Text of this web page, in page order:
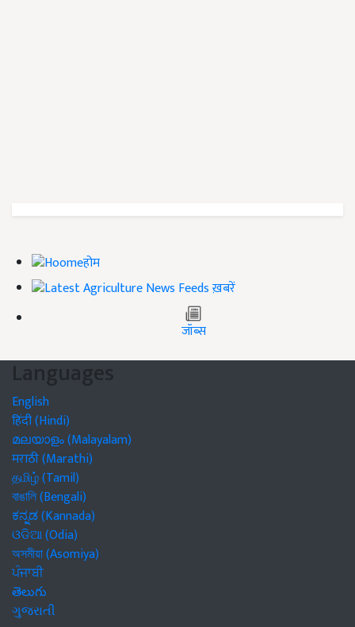
होम
ख़बरें
जॉब्स
Languages
English
हिंदी (Hindi)
മലയാളം (Malayalam)
मराठी (Marathi)
தமிழ் (Tamil)
বাঙালি (Bengali)
ಕನ್ನಡ (Kannada)
ଓଡିଆ (Odia)
অসমীয়া (Asomiya)
ਪੰਜਾਬੀ
తెలుగు
ગુજરાતી